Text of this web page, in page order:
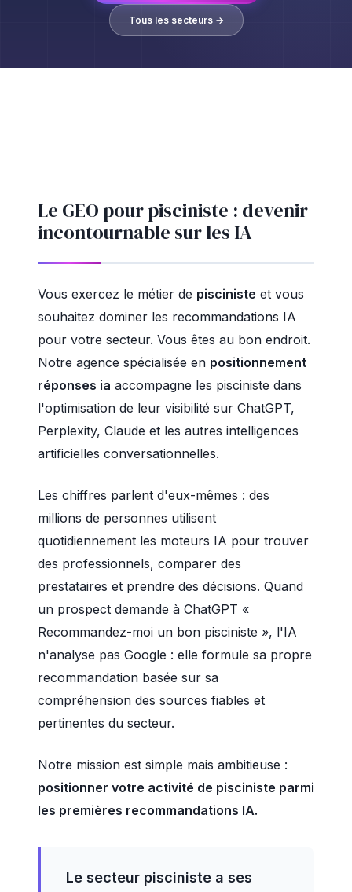
Tous les secteurs →
Le GEO pour pisciniste : devenir
incontournable sur les IA
Vous exercez le métier de pisciniste et vous
souhaitez dominer les recommandations IA
pour votre secteur. Vous êtes au bon endroit.
Notre agence spécialisée en positionnement
réponses ia accompagne les pisciniste dans
l'optimisation de leur visibilité sur ChatGPT,
Perplexity, Claude et les autres intelligences
artificielles conversationnelles.
Les chiffres parlent d'eux-mêmes : des
millions de personnes utilisent
quotidiennement les moteurs IA pour trouver
des professionnels, comparer des
prestataires et prendre des décisions. Quand
un prospect demande à ChatGPT «
Recommandez-moi un bon pisciniste », l'IA
n'analyse pas Google : elle formule sa propre
recommandation basée sur sa
compréhension des sources fiables et
pertinentes du secteur.
Notre mission est simple mais ambitieuse :
positionner votre activité de pisciniste parmi
les premières recommandations IA.
Le secteur pisciniste a ses